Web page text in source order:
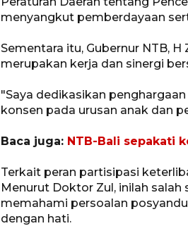
menyangkut pemberdayaan
Sementara itu, Gubernur NTB,
merupakan kerja dan sinergi
"Saya dedikasikan
konsen pada urusan anak dan
Baca juga: NTB-Bali sepakati
Terkait peran partisipasi
Menurut Doktor Zul, inilah
memahami persoalan
dengan hati.